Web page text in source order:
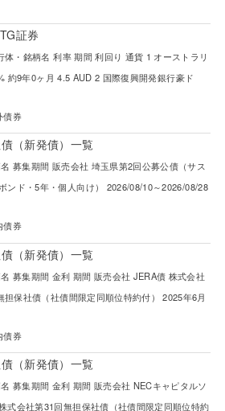
証券
体・銘柄名 利率 期間 利回り 通貨 1 オーストラリ
約9年0ヶ月 4.5 AUD 2 国際復興開発銀行豪ド
債券
（新発債）一覧
募集期間 販売会社 埼玉県第2回公募公債（サス
ンド・5年・個人向け） 2026/08/10～2026/08/28
債券
（新発債）一覧
募集期間 金利 期間 販売会社 JERA債 株式会社
担保社債（社債間限定同順位特約付） 2025年6月
債券
（新発債）一覧
募集期間 金利 期間 販売会社 NECキャピタルソ
式会社第31回無担保社債（社債間限定同順位特約